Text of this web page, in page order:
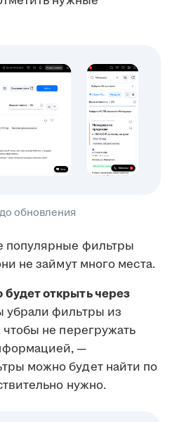
обновления
популярные фильтры
не займут много места.
открыть через
фильтры из
не перегружать
—
можно будет найти по
нужно.